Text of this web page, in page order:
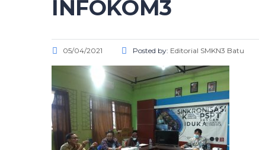
INFOKOM3
05/04/2021 Posted by: Editorial SMKN3 Batu